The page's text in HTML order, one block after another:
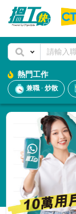
熱門工作
兼職 · 炒散